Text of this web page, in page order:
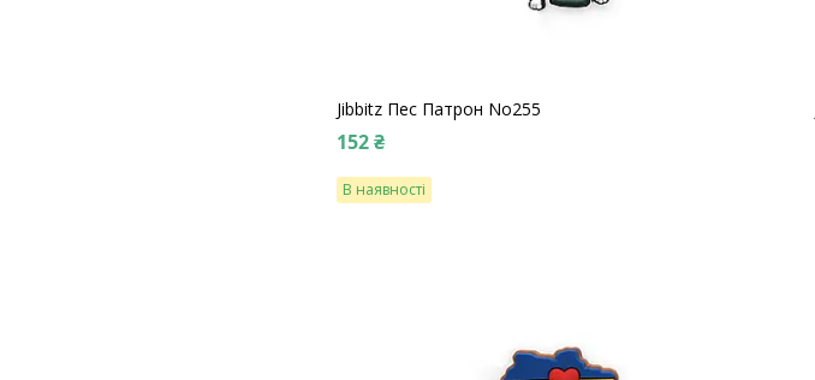
Jibbitz Пес Патрон No255
152 ₴
В наявності